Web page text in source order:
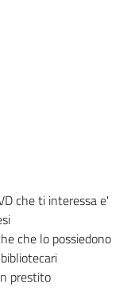
che ti interessa e'
che lo possiedono
prestito